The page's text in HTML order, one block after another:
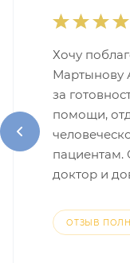
Хочу
Мартынову
за
помощи,
пациентам.
доктор и
ОТЗЫВ